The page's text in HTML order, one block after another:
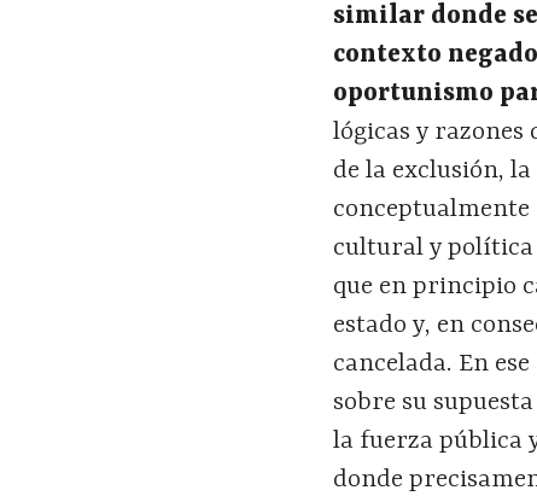
similar donde
contexto
oportunismo
lógicas y razones
de la exclusión,
cultural y política
que en principio
estado y, en
cancelada. En
sobre su
la fuerza pública
donde